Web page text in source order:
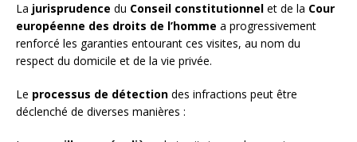
La jurisprudence du Conseil constitutionnel et de la Cour
européenne des droits de l’homme a progressivement
renforcé les garanties entourant ces visites, au nom du
respect du domicile et de la vie privée.
Le processus de détection des infractions peut être
déclenché de diverses manières :